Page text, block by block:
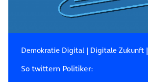
Demokratie Digital| Digitale Zukunft|
So twittern Politiker: